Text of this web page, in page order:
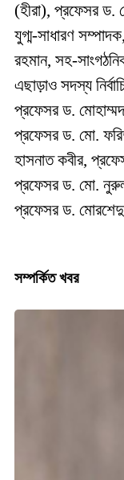
(হীরা), প্রফেসর
যুগ্ম-সাধারণ
রহমান, সহ-
এছাড়াও সদস্য
প্রফেসর ড.
প্রফেসর ড. মো.
হাসনাত কবীর,
প্রফেসর ড. মো.
প্রফেসর ড.
সম্পর্কিত খবর